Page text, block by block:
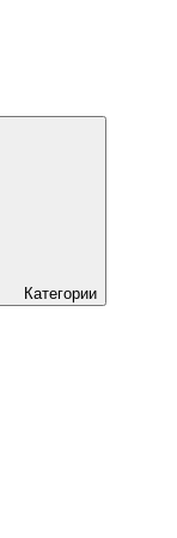
Категории